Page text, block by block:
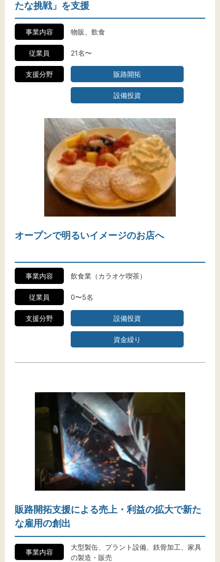
たな挑戦」を支援
事業内容 物販、飲食
従業員 21名〜
支援分野 販路開拓
設備投資
オープンで明るいイメージのお店へ
事業内容 飲食業（カラオケ喫茶）
従業員 0〜5名
支援分野 設備投資
資金繰り
販路開拓支援による売上・利益の拡大で新た
な雇用の創出
事業内容
大型製缶、プラント設備、鉄骨加工、家具
の製造・販売